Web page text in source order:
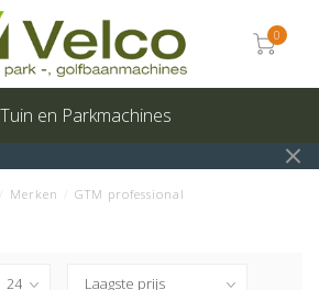
0
Tuin en Parkmachines
Merken GTM professional